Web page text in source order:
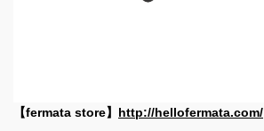
【fermata store】 http://hellofermata.com/